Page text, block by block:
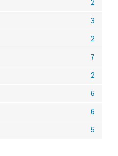
2
3
2
7
2
5
6
5